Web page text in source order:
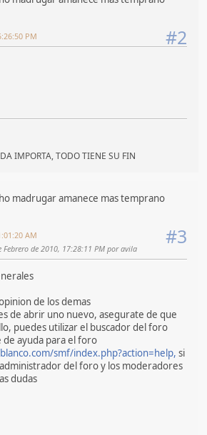
#2
PM
IMPORTA, TODO TIENE SU FIN
madrugar amanece mas temprano
#3
AM
Febrero de 2010, 17:28:11 PM por avila
de los demas
de abrir uno nuevo, asegurate de que
puedes utilizar el buscador del foro
de ayuda para el foro
smf/index.php?action=help, si
del foro y los moderadores
dudas